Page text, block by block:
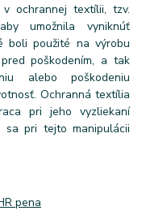
ochrannej textílii, tzv.
umožnila vyniknúť
boli použité na výrobu
poškodením, a tak
alebo poškodeniu
Ochranná textília
pri jeho vyzliekaní
sa pri tejto manipulácii
pena